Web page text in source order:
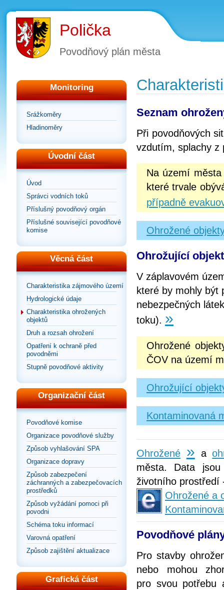
Polička
Povodňový plán města
Monitoring
Srážkoměry
Hladinoměry
Úvodní část
Úvod
Správci vodních toků
Příslušný povodňový orgán
Příslušné související povodňové
komise
Věcná část
Charakteristika zájmového území
Hydrologické údaje
Charakteristika ohrožených
objektů
Druh a rozsah ohrožení
Opatření k ochraně před
povodněmi
Stupně povodňové aktivity
Organizační část
Povodňové komise
Organizace povodňové služby
Způsob vyhlašování SPA
Organizace dopravy
Způsob zabezpečení
záchranných a zabezpečovacích
prostředků
Způsob vyžádání pomoci při
povodni
Schéma toku informací
Varovná opatření
Způsob zajištění aktualizace
Grafická část
Seznam
Při povodňových
vzdutím, splachy z
Na území
které trvale
případně
Ohrožené
Ohrožující
V záplavovém
které by mohly být
nebezpečných
toku). »
Ohrožené
ČOV na území
Ohrožující
Kontaminovaná
Ohrožené » a
města. Data
životního prostředí
Ohrožené a
Povodňové
Pro stavby
nebo mohou
pro svou potřebu